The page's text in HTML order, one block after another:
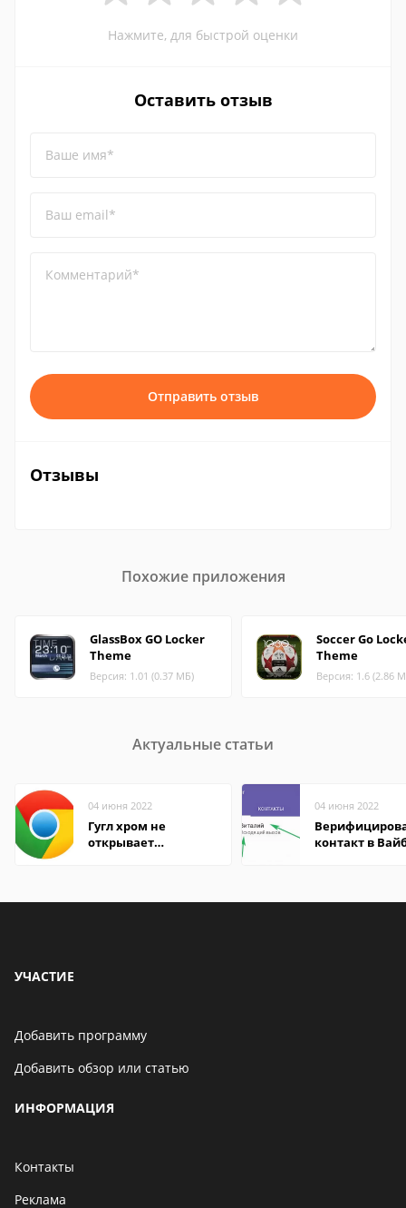
Нажмите, для быстрой оценки
Оставить отзыв
Ваше имя*
Ваш email*
Комментарий*
Отправить отзыв
Отзывы
Похожие приложения
GlassBox GO Locker
Theme
Версия: 1.01 (0.37 МБ)
Soccer Go
Theme
Версия: 1.6 (2.86
Актуальные статьи
04 июня 2022
Гугл хром не
открывает
04 июня 2022
контакт в
УЧАСТИЕ
Добавить программу
Добавить обзор или статью
ИНФОРМАЦИЯ
Контакты
Реклама